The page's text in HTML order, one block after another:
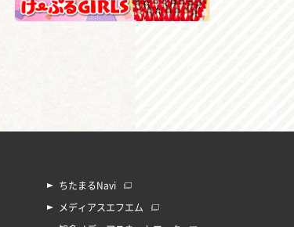
ちたまるNavi
メディアスエフエム